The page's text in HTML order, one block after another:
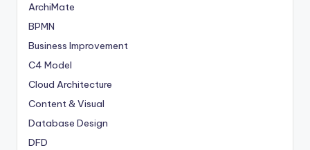
ArchiMate
BPMN
Business Improvement
C4 Model
Cloud Architecture
Content & Visual
Database Design
DFD